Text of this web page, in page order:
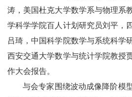
涛，美国杜克大学数学系与物理系
学科学学院百人计划研究员刘平，
吕琦，中国科学院数学与系统科学
西安交通大学数学与统计学院教授
作大会报告。
与会专家围绕波动成像降阶模